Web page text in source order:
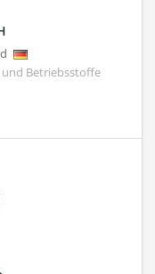
Betriebsstoffe